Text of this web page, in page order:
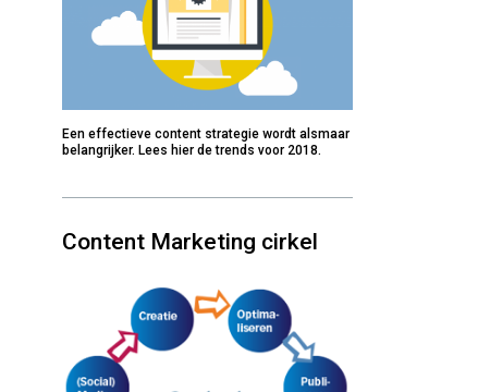
Een effectieve content strategie wordt alsmaar
belangrijker. Lees hier de trends voor 2018.
Content Marketing cirkel